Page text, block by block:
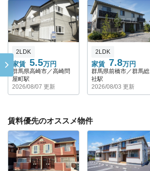
家賃 5.5万円
2LDK
群馬県高崎市／高崎問
屋町駅
2026/08/07 更新
家賃 7.8万円
2LDK
群馬県前橋市／群馬総
社駅
2026/08/03 更新
賃料優先のオススメ物件